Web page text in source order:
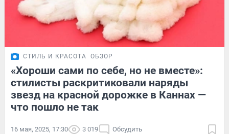
СТИЛЬ И КРАСОТА ОБЗОР
«Хороши сами по себе, но не вместе»:
стилисты раскритиковали наряды
звезд на красной дорожке в Каннах —
что пошло не так
16 мая, 2025, 17:30 3 019 Обсудить